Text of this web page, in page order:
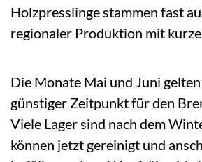
Holzpresslinge stammen fast
regionaler Produktion mit
Die Monate Mai und Juni
günstiger Zeitpunkt für den
Viele Lager sind nach dem
können jetzt gereinigt und